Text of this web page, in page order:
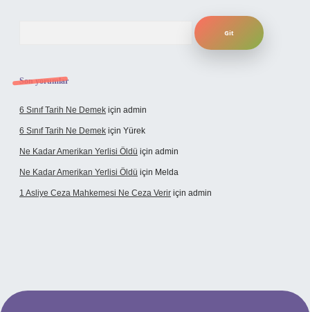
Son yorumlar
6 Sınıf Tarih Ne Demek için admin
6 Sınıf Tarih Ne Demek için Yürek
Ne Kadar Amerikan Yerlisi Öldü için admin
Ne Kadar Amerikan Yerlisi Öldü için Melda
1 Asliye Ceza Mahkemesi Ne Ceza Verir için admin